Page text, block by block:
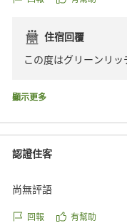
いが、美味しくていただ
朝は。決まった時間ご
クチコミの詳細はこち
住宿回覆
この度はグリーンリ
嬉しく存じます。
また、空港をご利用
グリーンリッチホテル
顯示更多
認證住客
尚無評語
回報 有幫助